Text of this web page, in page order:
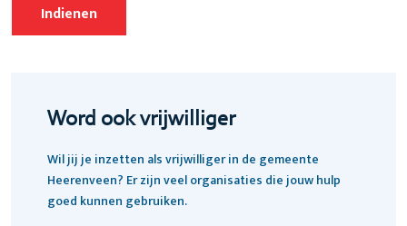
Word ook vrijwilliger
Wil jij je inzetten als vrijwilliger in de gemeente
Heerenveen? Er zijn veel organisaties die jouw hulp
goed kunnen gebruiken.